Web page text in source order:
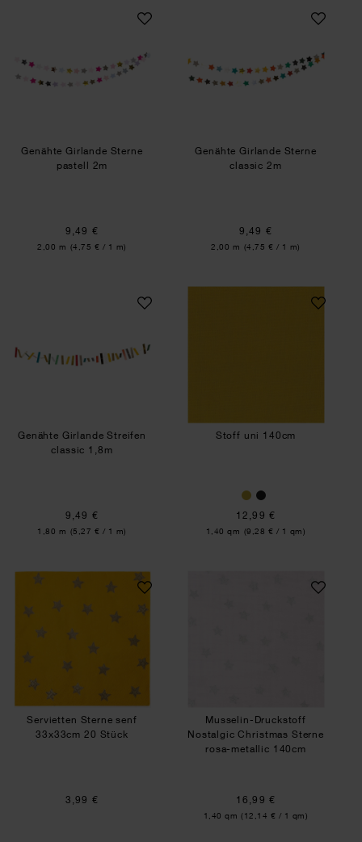
Genähte Girlande Sterne pastell 2m
Genähte Girlande Sterne
pastell 2m
9,49 €
Inhalt:
2,00 m (4,75 € / 1 m)
Genähte
Genähte Girlande Sterne
classic 2m
9,49 €
Inhalt:
2,00 m (4,75 € / 1 m)
Genähte Girlande Streifen classic 1,8m
Genähte Girlande Streifen
classic 1,8m
9,49 €
Inhalt:
1,80 m (5,27 € / 1 m)
Stoff uni 140cm
Stoff uni 140cm
12,99 €
Inhalt:
1,40 qm (9,28 € / 1 qm)
Servietten Sterne senf 33x33cm 20 Stück
Servietten Sterne senf
33x33cm 20 Stück
3,99 €
Musselin-
Musselin-Druckstoff
Nostalgic Christmas Sterne
rosa-metallic 140cm
16,99 €
Inhalt:
1,40 qm (12,14 € / 1 qm)